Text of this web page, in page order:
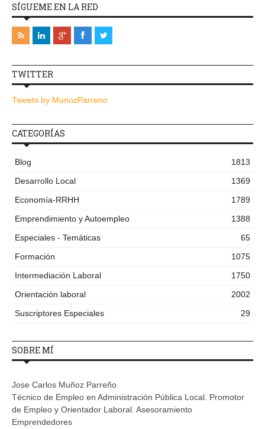
SÍGUEME EN LA RED
TWITTER
Tweets by MunozParreno
CATEGORÍAS
Blog
1813
Desarrollo Local
1369
Economía-RRHH
1789
Emprendimiento y Autoempleo
1388
Especiales - Temáticas
65
Formación
1075
Intermediación Laboral
1750
Orientación laboral
2002
Suscriptores Especiales
29
SOBRE MÍ
Jose Carlos Muñoz Parreño
Técnico de Empleo en Administración Pública Local. Promotor
de Empleo y Orientador Laboral. Asesoramiento
Emprendedores